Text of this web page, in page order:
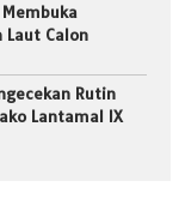
Laut Calon
Rutin
Lantamal IX